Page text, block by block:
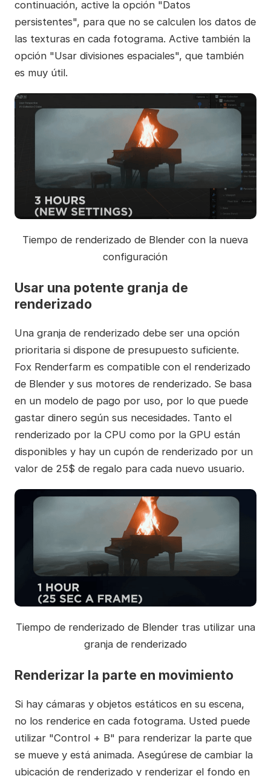
continuación, active la opción "Datos
persistentes", para que no se calculen los datos de
las texturas en cada fotograma. Active también la
opción "Usar divisiones espaciales", que también
es muy útil.
Tiempo de renderizado de Blender con la nueva
configuración
Usar una potente granja de
renderizado
Una granja de renderizado debe ser una opción
prioritaria si dispone de presupuesto suficiente.
Fox Renderfarm es compatible con el renderizado
de Blender y sus motores de renderizado. Se basa
en un modelo de pago por uso, por lo que puede
gastar dinero según sus necesidades. Tanto el
renderizado por la CPU como por la GPU están
disponibles y hay un cupón de renderizado por un
valor de 25$ de regalo para cada nuevo usuario.
Tiempo de renderizado de Blender tras utilizar una
granja de renderizado
Renderizar la parte en movimiento
Si hay cámaras y objetos estáticos en su escena,
no los renderice en cada fotograma. Usted puede
utilizar "Control + B" para renderizar la parte que
se mueve y está animada. Asegúrese de cambiar la
ubicación de renderizado y renderizar el fondo en